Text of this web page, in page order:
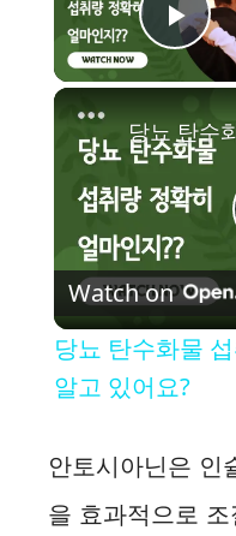
Watch on
당뇨 탄수화물
알고 있어요?
안토시아닌은 인
을 효과적으로